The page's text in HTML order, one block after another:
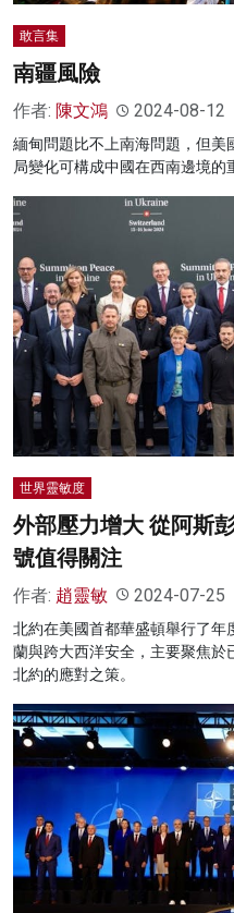
敢言集
南疆風險
作者: 陳文鴻 2024-08-12
緬甸問題比不上南海問題，但美
局變化可構成中國在西南邊境的
世界靈敏度
外部壓力增大 從阿斯
號值得關注
作者: 趙靈敏 2024-07-25
北約在美國首都華盛頓舉行了
蘭與跨大西洋安全，主要聚焦於
北約的應對之策。